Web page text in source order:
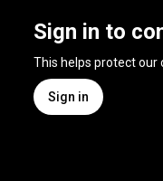
Sign in to
This helps protect our
Sign in